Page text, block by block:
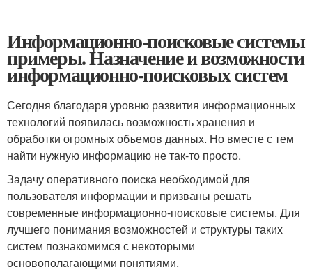
Информационно-поисковые системы
примеры. Назначение и возможности
информационно-поисковых систем
Сегодня благодаря уровню развития информационных
технологий появилась возможность хранения и
обработки огромных объемов данных. Но вместе с тем
найти нужную информацию не так-то просто.
Задачу оперативного поиска необходимой для
пользователя информации и призваны решать
современные информационно-поисковые системы. Для
лучшего понимания возможностей и структуры таких
систем познакомимся с некоторыми
основополагающими понятиями.